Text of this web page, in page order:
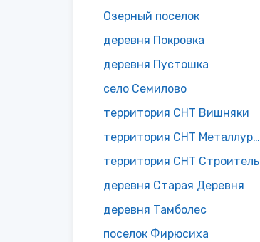
Озерный поселок
деревня Покровка
деревня Пустошка
село Семилово
территория СНТ Вишняки
территория СНТ Металлург 1
территория СНТ Строитель
деревня Старая Деревня
деревня Тамболес
поселок Фирюсиха